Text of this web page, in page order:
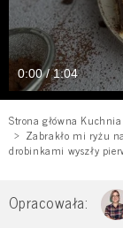
0:00 / 1:04
Strona główna Kuchnia
Zabrakło mi ryżu
drobinkami wyszły
Opracowała: